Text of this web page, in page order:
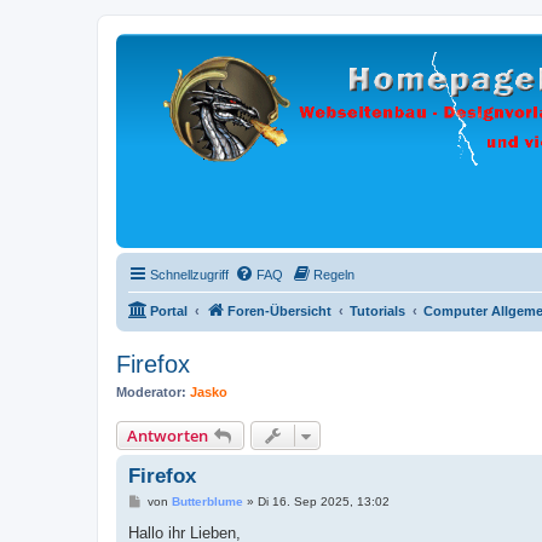
Schnellzugriff FAQ Regeln
Portal Foren-Übersicht Tutorials Computer
Firefox
Moderator: Jasko
Antworten
Firefox
B
i
von Butterblume » Di 16. Sep 2025, 13:02
Hallo ihr Lieben,